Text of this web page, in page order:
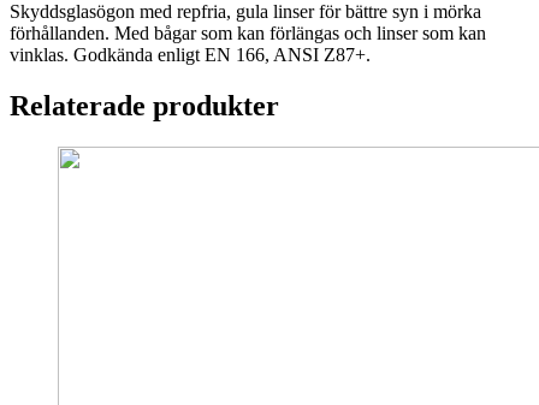
Skyddsglasögon med repfria, gula linser för bättre syn i mörka
förhållanden. Med bågar som kan förlängas och linser som kan
vinklas. Godkända enligt EN 166, ANSI Z87+.
Relaterade produkter